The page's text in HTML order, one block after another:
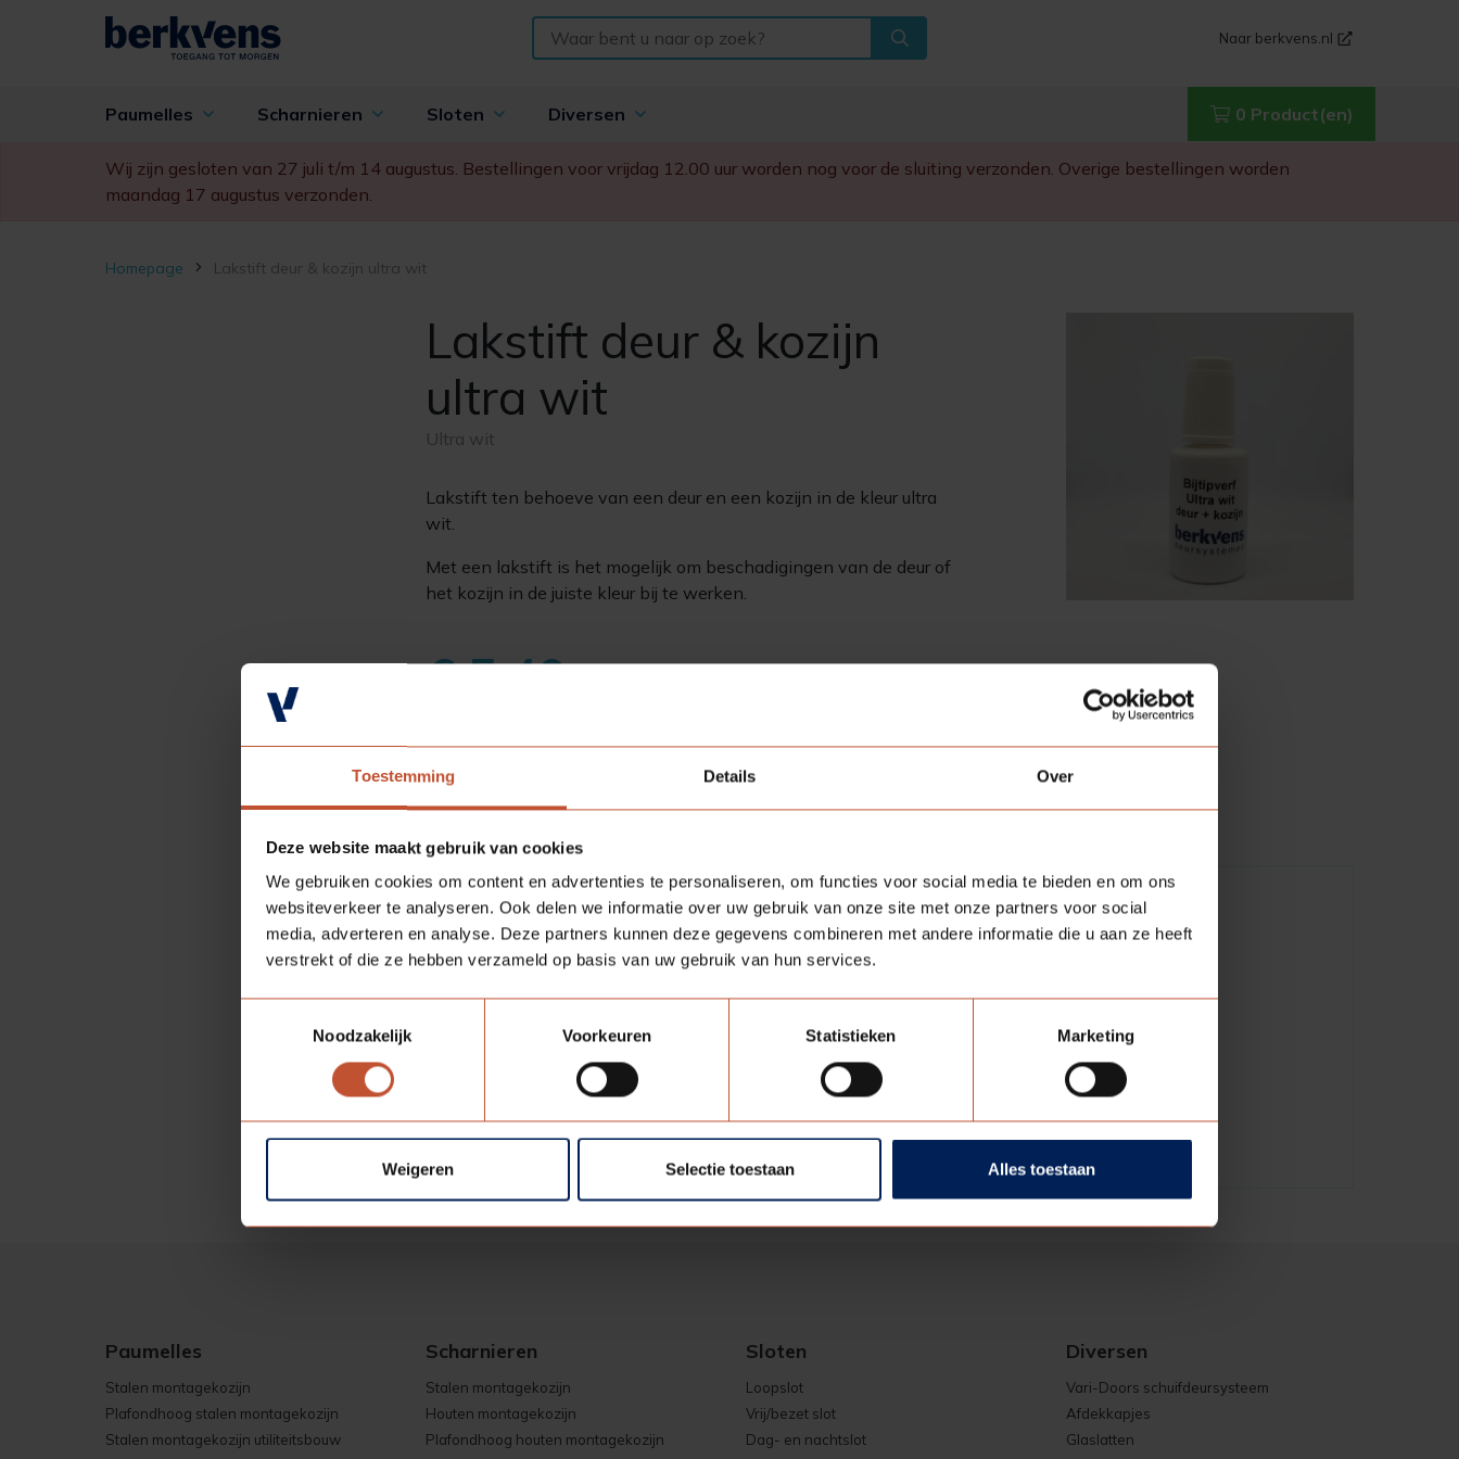
Toestemming Details Over
Deze website maakt gebruik van cookies
We gebruiken cookies om content en advertenties te personaliseren, om functies voor social media te bieden en om ons
websiteverkeer te analyseren. Ook delen we informatie over uw gebruik van onze site met onze partners voor social
media, adverteren en analyse. Deze partners kunnen deze gegevens combineren met andere informatie die u aan ze heeft
verstrekt of die ze hebben verzameld op basis van uw gebruik van hun services.
Noodzakelijk
Voorkeuren Statistieken Marketing
Weigeren Selectie toestaan Alles toestaan
Naar berkvens.nl
Paumelles Scharnieren Sloten Diversen 0 Product(en)
Wij zijn gesloten van 27 juli t/m 14 augustus. Bestellingen voor vrijdag 12.00 uur worden nog voor de sluiting verzonden. Overige bestellingen worden
maandag 17 augustus verzonden.
Homepage Lakstift deur & kozijn ultra wit
Lakstift deur & kozijn
ultra wit
Ultra wit
Lakstift ten behoeve van een deur en een kozijn in de kleur ultra
wit.
Met een lakstift is het mogelijk om beschadigingen van de deur of
het kozijn in de juiste kleur bij te werken.
€ 5,40
Aantal:
Specificaties
Ultra wit
Inhoud verpakking Circa 13 milliliter
Paumelles
Stalen montagekozijn
Plafondhoog stalen montagekozijn
Stalen montagekozijn utiliteitsbouw
Scharnieren
Stalen montagekozijn
Houten montagekozijn
Plafondhoog houten montagekozijn
Sloten
Loopslot
Vrij/bezet slot
Dag- en nachtslot
Diversen
Vari-Doors schuifdeursysteem
Afdekkapjes
Glaslatten